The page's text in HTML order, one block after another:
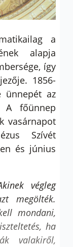
a
alapja
így
1856-
ünnepét az
A főünnep
vasárnapot
Szívét
és június
végleg
megölték.
mondani,
ha
valakiről,